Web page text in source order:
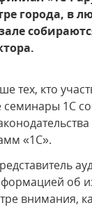
города,
тех, кто
1С
«1С».
об
внимания,